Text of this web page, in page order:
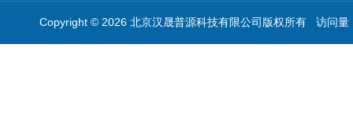
Copyright © 2026 北京汉晟普源科技有限公司版权所有 访问量